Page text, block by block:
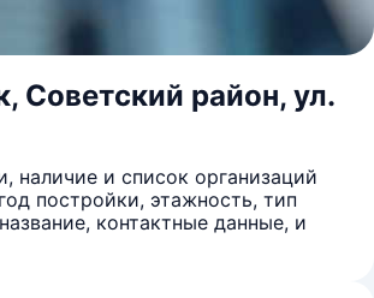
Советский район, ул.
и список организаций
постройки, этажность, тип
контактные данные, и